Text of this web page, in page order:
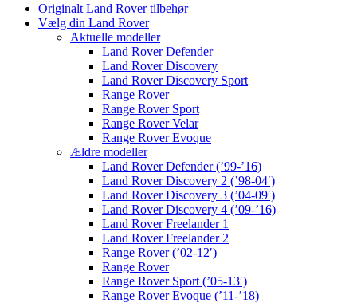
Originalt Land Rover tilbehør
Vælg din Land Rover
Aktuelle modeller
Land Rover Defender
Land Rover Discovery
Land Rover Discovery Sport
Range Rover
Range Rover Sport
Range Rover Velar
Range Rover Evoque
Ældre modeller
Land Rover Defender (’99-’16)
Land Rover Discovery 2 (’98-04′)
Land Rover Discovery 3 (’04-09′)
Land Rover Discovery 4 (’09-’16)
Land Rover Freelander 1
Land Rover Freelander 2
Range Rover (’02-12′)
Range Rover
Range Rover Sport (’05-13′)
Range Rover Evoque (’11-’18)